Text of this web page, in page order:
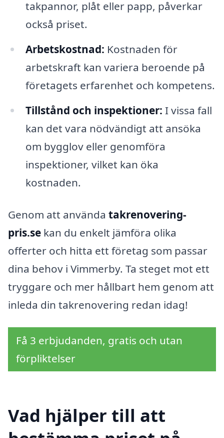
takpannor, plåt eller papp, påverkar
också priset.
Arbetskostnad: Kostnaden för
arbetskraft kan variera beroende på
företagets erfarenhet och kompetens.
Tillstånd och inspektioner: I vissa fall
kan det vara nödvändigt att ansöka
om bygglov eller genomföra
inspektioner, vilket kan öka
kostnaden.
Genom att använda takrenovering-
pris.se kan du enkelt jämföra olika
offerter och hitta ett företag som passar
dina behov i Vimmerby. Ta steget mot ett
tryggare och mer hållbart hem genom att
inleda din takrenovering redan idag!
Få 3 erbjudanden, gratis och utan
förpliktelser
Vad hjälper till att